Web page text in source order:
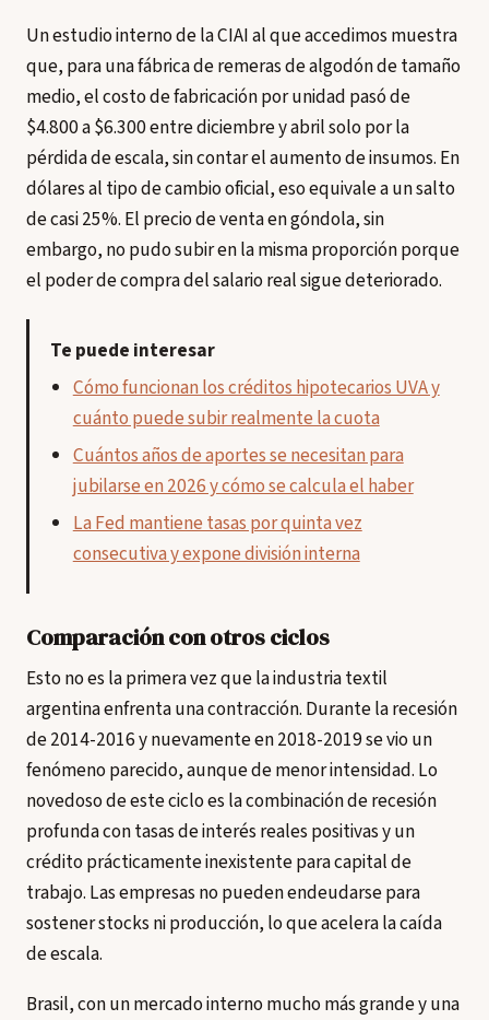
Un estudio interno de la CIAI al que accedimos muestra
que, para una fábrica de remeras de algodón de tamaño
medio, el costo de fabricación por unidad pasó de
$4.800 a $6.300 entre diciembre y abril solo por la
pérdida de escala, sin contar el aumento de insumos. En
dólares al tipo de cambio oficial, eso equivale a un salto
de casi 25%. El precio de venta en góndola, sin
embargo, no pudo subir en la misma proporción porque
el poder de compra del salario real sigue deteriorado.
Te puede interesar
Cómo funcionan los créditos hipotecarios UVA y
cuánto puede subir realmente la cuota
Cuántos años de aportes se necesitan para
jubilarse en 2026 y cómo se calcula el haber
La Fed mantiene tasas por quinta vez
consecutiva y expone división interna
Comparación con otros ciclos
Esto no es la primera vez que la industria textil
argentina enfrenta una contracción. Durante la recesión
de 2014-2016 y nuevamente en 2018-2019 se vio un
fenómeno parecido, aunque de menor intensidad. Lo
novedoso de este ciclo es la combinación de recesión
profunda con tasas de interés reales positivas y un
crédito prácticamente inexistente para capital de
trabajo. Las empresas no pueden endeudarse para
sostener stocks ni producción, lo que acelera la caída
de escala.
Brasil, con un mercado interno mucho más grande y una